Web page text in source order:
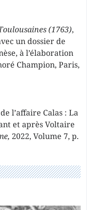
(1763),
un dossier de
à l’élaboration
Champion, Paris,
l’affaire Calas : La
et après Voltaire
2022, Volume 7, p.